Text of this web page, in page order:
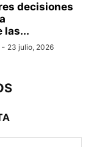
decisiones
las...
- 23 julio, 2026